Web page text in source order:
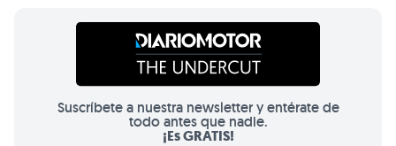
Suscríbete a nuestra newsletter y entérate de
todo antes que nadie.
¡Es GRATIS!